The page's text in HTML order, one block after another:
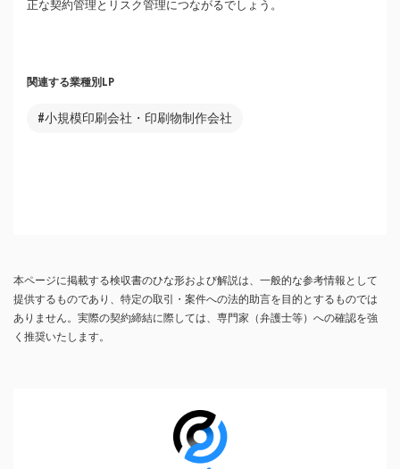
正な契約管理とリスク管理につながるでしょう。
関連する業種別LP
#小規模印刷会社・印刷物制作会社
本ページに掲載する検収書のひな形および解説は、一般的な参考情報として
提供するものであり、特定の取引・案件への法的助言を目的とするものでは
ありません。実際の契約締結に際しては、専門家（弁護士等）への確認を強
く推奨いたします。